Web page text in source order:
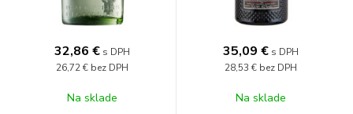
32,86 € s DPH
26,72 € bez DPH
Na sklade
35,09 € s DPH
28,53 € bez DPH
Na sklade